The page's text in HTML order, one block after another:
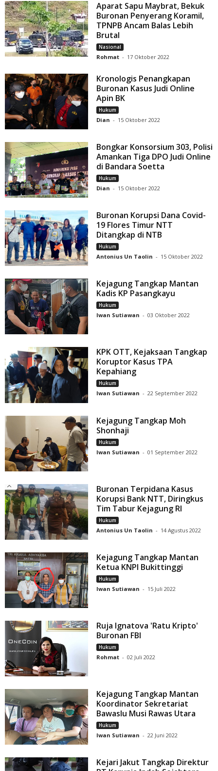
Aparat Sapu Maybrat, Bekuk
Buronan Penyerang Koramil,
TPNPB Ancam Balas Lebih
Brutal
Nasional
Rohmat - 17 Oktober 2022
Kronologis Penangkapan
Buronan Kasus Judi Online
Apin BK
Hukum
Dian - 15 Oktober 2022
Bongkar Konsorsium 303, Polisi
Amankan Tiga DPO Judi Online
di Bandara Soetta
Hukum
Dian - 15 Oktober 2022
Buronan Korupsi Dana Covid-
19 Flores Timur NTT
Ditangkap di NTB
Hukum
Antonius Un Taolin - 15 Oktober 2022
Kejagung Tangkap Mantan
Kadis KP Pasangkayu
Hukum
Iwan Sutiawan - 03 Oktober 2022
KPK OTT, Kejaksaan Tangkap
Koruptor Kasus TPA
Kepahiang
Hukum
Iwan Sutiawan - 22 September 2022
Kejagung Tangkap Moh
Shonhaji
Hukum
Iwan Sutiawan - 01 September 2022
Buronan Terpidana Kasus
Korupsi Bank NTT, Diringkus
Tim Tabur Kejagung RI
Hukum
Antonius Un Taolin - 14 Agustus 2022
Kejagung Tangkap Mantan
Ketua KNPI Bukittinggi
Hukum
Iwan Sutiawan - 15 Juli 2022
Ruja Ignatova 'Ratu Kripto'
Buronan FBI
Hukum
Rohmat - 02 Juli 2022
Kejagung Tangkap Mantan
Koordinator Sekretariat
Bawaslu Musi Rawas Utara
Hukum
Iwan Sutiawan - 22 Juni 2022
Kejari Jakut Tangkap Direktur